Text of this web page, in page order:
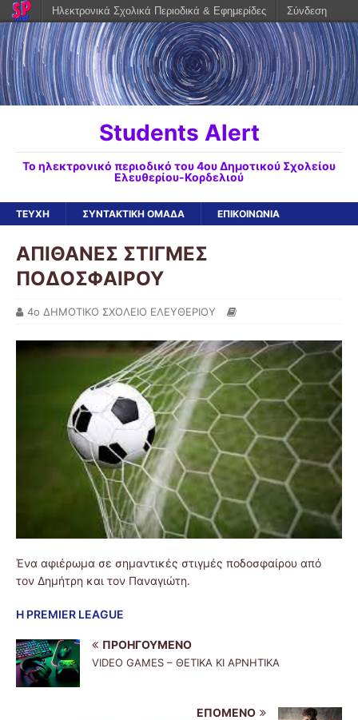
Students Alert
To ηλεκτρονικό περιοδικό του 4ου Δημοτικού Σχολείου
Ελευθερίου-Κορδελιού
ΤΕΥΧΗ ΣΥΝΤΑΚΤΙΚΗ ΟΜΑΔΑ ΕΠΙΚΟΙΝΩΝΙΑ
ΑΠΙΘΑΝΕΣ ΣΤΙΓΜΕΣ
ΠΟΔΟΣΦΑΙΡΟΥ
4ο ΔΗΜΟΤΙΚΟ ΣΧΟΛΕΙΟ ΕΛΕΥΘΕΡΙΟΥ
Ένα αφιέρωμα σε σημαντικές στιγμές ποδοσφαίρου από
τον Δημήτρη και τον Παναγιώτη.
Η PREMIER LEAGUE
ΠΡΟΗΓΟΎΜΕΝΟ
VIDEO GAMES – ΘΕΤΙΚΑ ΚΙ ΑΡΝΗΤΙΚΑ
ΕΠΌΜΕΝΟ
Ηλεκτρονικά Σχολικά Περιοδικά & Εφημερίδες Σύνδεση